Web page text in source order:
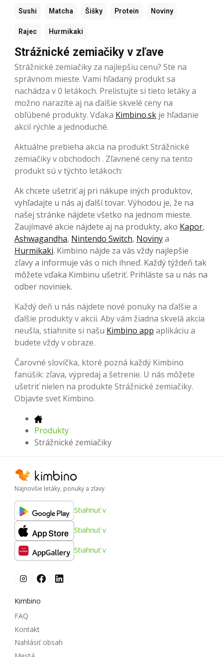
Sushi Matcha Šišky Protein Noviny
Rajec Hurmikaki
Strážnické zemiačiky v zľave
Strážnické zemiačiky za najlepšiu cenu? Ste na
správnom mieste. Vami hľadaný produkt sa
nachádza v 0 letákoch. Prelistujte si tieto letáky a
možno narazíte aj na ďalšie skvelé ceny na
obľúbené produkty. Vďaka Kimbino.sk je hľadanie
akcií rýchle a jednoduché.
Aktuálne prebieha akcia na produkt Strážnické
zemiačiky v obchodoch . Zľavnené ceny na tento
produkt sú v týchto letákoch:
Ak chcete ušetriť aj pri nákupe iných produktov,
vyhľadajte u nás aj ďalší tovar. Výhodou je, že na
našej stránke nájdete všetko na jednom mieste.
Zaujímavé akcie nájdete aj na produkty, ako Kapor,
Ashwagandha, Nintendo Switch, Novinya
Hurmikaki. Kimbino nájde za vás vždy najlepšie
zľavy a informuje vás o nich ihneď. Každý týždeň tak
môžete vďaka Kimbinu ušetriť. Prihláste sa u nás na
odber noviniek.
Každý deň u nás nájdete nové ponuky na ďalšie a
ďalšie produkty v akcii. Aby vám žiadna skvelá akcia
neušla, stiahnite si našu Kimbino app aplikáciu a
budete vždy v obraze.
Čarovné slovíčka, ktoré pozná každý Kimbino
fanúšik: zľava, výpredaj a šetrenie. U nás môžete
ušetriť nielen na produkte Strážnické zemiačiky.
Objavte svet Kimbino.
Produkty
Strážnické zemiačiky
Najnovšie letáky, ponuky a zľavy
Stiahnuť v
Stiahnuť v
Stiahnuť v
Kimbino
FAQ
Kontakt
Nahlásiť obsah